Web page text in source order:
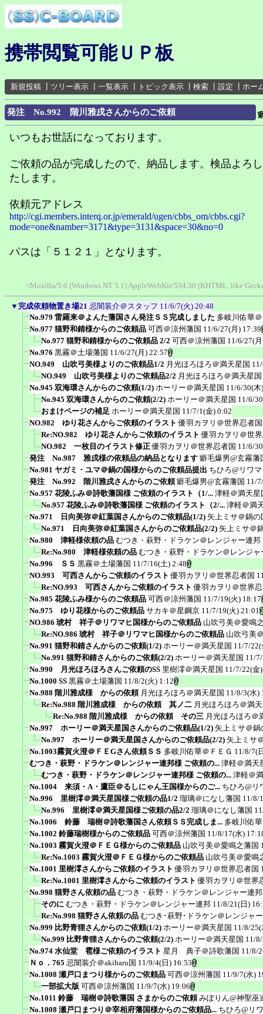
携帯閲覧可能ＵＰ板
新規投稿 ツリー表示 一覧表示 トピック表示 検索 設定 ホー
発注 No.992 階川雅戌さんからのご依頼
いつもお世話になっております。
ご依頼の品が完成したので、納品します。検品よろ
たします。
依頼元アドレス
http://cgi.members.interq.or.jp/emerald/ugen/cbbs_om/cbbs.cgi?
mode=one&namber=3171&type=3131&space=30&no=0
パスは「５１２１」となります。
<Mozilla/5.0 (Windows NT 5.1) AppleWebKit/534.30 (KHTML, like
▼ 完成依頼物置き場21 忌闇装介＠スタッフ 11/6/7(火) 20:48
No.979 雷羅来＠よんた藩国さん発注ＳＳ完成しました 多岐川佑華
No.977 猫野和錆様からのご依頼品 可西＠涼州藩国 11/6/27(月) 17:39
No.977 猫野和錆様からのご依頼品 2/2 可西＠涼州藩国 11/6/27(
No.976 黒霧＠土場藩国 11/6/27(月) 22:57
NO.949 山吹弓美様よりのご依頼品1/2 月光ほろほろ＠満天星国
NO.949 山吹弓美様よりのご依頼品2/2 月光ほろほろ＠満天星国
No.945 双海環さんからのご依頼(1/2) ホーリー＠満天星国 11/6/30(木
No.945 双海環さんからのご依頼(2/2) ホーリー＠満天星国 11/6/
おまけページの補足 ホーリー＠満天星国 11/7/1(金) 0:02
NO.982 ゆり花さんからご依頼のイラスト 優羽カヲリ＠世界忍者国
Re:NO.982 ゆり花さんからご依頼のイラスト 優羽カヲリ＠世
NO.982 一枚目のイラスト修正 優羽カヲリ＠世界忍者国 11/6/
発注 No.987 雅戌様の依頼品の納品となります 癖毛爆男@玄霧藩
No.981 ヤガミ・ユマ＠鍋の国様からのご依頼品提出 ちひろ@リワ
発注 No.992 階川雅戌さんからのご依頼 癖毛爆男@玄霧藩国 11/
No.957 花陵ふみ＠詩歌藩国様 ご依頼のイラスト（1/... 津軽＠満天星
No.957 花陵ふみ＠詩歌藩国様 ご依頼のイラスト（2/... 津軽＠満
No.971 日向美弥＠紅葉国さんからのご依頼品(1/2) 矢上ミサ＠鍋の
No.971 日向美弥＠紅葉国さんからのご依頼品(2/2) 矢上ミサ＠
No.980 津軽様依頼の品 むつき・萩野・ドラケン＠レンジャー連邦
Re:No.980 津軽様依頼の品 むつき・萩野・ドラケン＠レンジャ
No.996 ＳＳ 黒霧＠土場藩国 11/7/16(土) 2:48
NO.993 可西さんからご依頼のイラスト 優羽カヲリ＠世界忍者国
Re:NO.993 可西さんからご依頼のイラスト 優羽カヲリ＠世界
No.985 花陵ふみ様からのご依頼品 可西＠涼州藩国 11/7/19(火) 18:17
No.975 ゆり花様からのご依頼品 サカキ＠星鋼京 11/7/19(火) 21:01
NO.986 琥村 祥子＠リワマヒ国様からのご依頼品 山吹弓美＠愛鳴
Re:NO.986 琥村 祥子＠リワマヒ国様からのご依頼品 山吹弓美
No.991 猫野和錆さんからのご依頼(1/2) ホーリー＠満天星国 11/7/
No.991 猫野和錆さんからのご依頼(2/2) ホーリー＠満天星国 11/
No.990 月光ほろほろさんご依頼のSS 里樹澪＠満天星国 11/7/22(金
No.1000 SS 黒霧＠土場藩国 11/8/2(火) 1:12
No.988 階川雅成様 からの依頼 月光ほろほろ＠満天星国 11/8/3(水)
Re:No.988 階川雅成様 からの依頼 其ノ二 月光ほろほろ＠満
Re:No.988 階川雅成様 からの依頼 その三 月光ほろほろ＠
No.997 ホーリー＠満天星国さんからのご依頼品(1/2) 矢上ミサ＠鍋
No.997 ホーリー＠満天星国さんからのご依頼品(2/2) 矢上ミサ
No.1003霧賀火澄＠ＦＥGさん依頼ＳＳ 多岐川佑華＠ＦＥＧ 11/8/7(
むつき・萩野・ドラケン＠レンジャー連邦様 ご依頼の... 津軽＠満天
むつき・萩野・ドラケン＠レンジャー連邦様 ご依頼の... 津軽＠
No.1004 来須・A・鷹臣＠るしにゃん王国様からのご... ちひろ@リ
No.996 里樹澪＠満天星国様ご依頼の品1/2 瑠璃＠になし藩国 11/8/
No.996 里樹澪＠満天星国様ご依頼の品2/2 瑠璃＠になし藩国
No.1006 鈴藤 瑞樹＠詩歌藩国さん依頼ＳＳ完成しま... 多岐川佑
No.1002 鈴藤瑞樹様からのご依頼品 可西＠涼州藩国 11/8/17(水)
No.1003 霧賀火澄＠ＦＥＧ様からのご依頼品 山吹弓美＠愛鳴之藩国
Re:No.1003 霧賀火澄＠ＦＥＧ様からのご依頼品 山吹弓美＠愛鳴
No.1001 里樹澪さんからご依頼のイラスト 優羽カヲリ＠世界忍者国
Re:No.1001 里樹澪さんからご依頼のイラスト 優羽カヲリ＠世界
No.998 猫野さん依頼の品 むつき・萩野・ドラケン＠レンジャー連邦
そのに むつき・萩野・ドラケン＠レンジャー連邦 11/8/21(日)
Re:No.998 猫野さん依頼の品 むつき･萩野･ドラケン＠レンジャ
No.999 比野青狸さんからのご依頼(1/2) ホーリー＠満天星国 11/8/
No.999 比野青狸さんからのご依頼(2/2) ホーリー＠満天星国 11/
No.974 水仙堂 雹様ご依頼のイラスト 星月 典子＠詩歌藩国 11/8/
Ｎｏ．765 忌闇装介＠akiharu国 11/9/4(日) 16:53
No.1008 瀬戸口まつり様からのご依頼品 可西＠涼州藩国 11/9/7(水)
一部拡大版 可西＠涼州藩国 11/9/7(水) 19:06
No.1011 鈴藤 瑞樹＠詩歌藩国 さまからのご依頼 みぽりん@神聖巫
No.1008 瀬戸口まつり＠宰相府藩国様からのご依頼品... ちひろ@リ